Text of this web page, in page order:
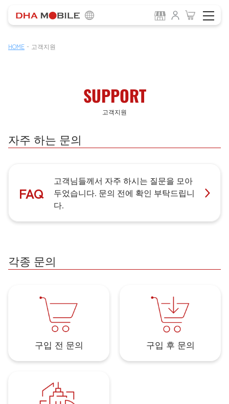
HOME - 고객지원
SUPPORT
고객지원
자주 하는 문의
FAQ
고객님들께서 자주 하시는 질문을 모아
두었습니다. 문의 전에 확인 부탁드립니
다.
각종 문의
구입 전 문의 구입 후 문의